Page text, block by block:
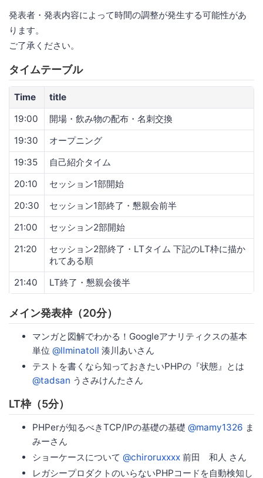
発表者・発表内容によって時間の調整が発生する可能性があ
ります。
ご了承ください。
タイムテーブル
Time
title
19:00
開場・飲み物の配布・名刺交換
19:30
オープニング
19:35
自己紹介タイム
20:10
セッション1部開始
20:30
セッション1部終了・懇親会前半
21:00
セッション2部開始
21:20
セッション2部終了・LTタイム 下記のLT枠に描か
れてある順
21:40
LT終了・懇親会後半
メイン発表枠（20分）
マンガと図解でわかる！Googleアナリティクスの基本
単位 @llminatoll 湊川あいさん
テストを書くなら知っておきたいPHPの『状態』とは
@tadsan うさみけんたさん
LT枠（5分）
PHPerが知るべきTCP/IPの基礎の基礎 @mamy1326 ま
みーさん
ショーケースについて @chiroruxxxx 前田 和人 さん
レガシープロダクトのいらないPHPコードを自動検知し